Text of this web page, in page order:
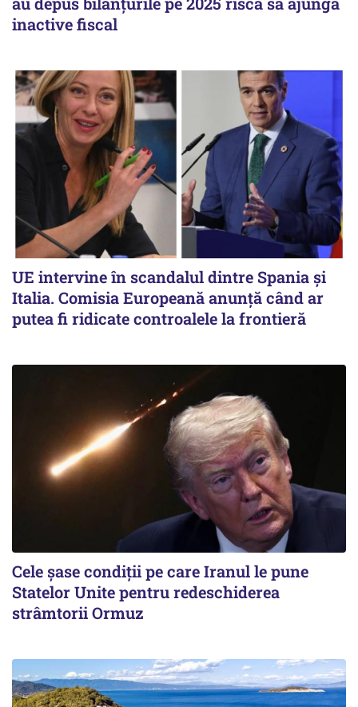
inactive fiscal
UE intervine în scandalul dintre Spania și
Italia. Comisia Europeană anunță când ar
putea fi ridicate controalele la frontieră
Cele șase condiții pe care Iranul le pune
Statelor Unite pentru redeschiderea
strâmtorii Ormuz